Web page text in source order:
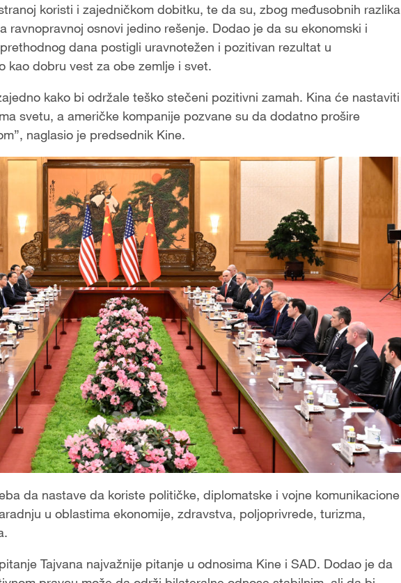
koristi i zajedničkom dobitku, te da su, zbog međusobnih razlika
ravnopravnoj osnovi jedino rešenje. Dodao je da su ekonomski i
dana postigli uravnotežen i pozitivan rezultat u
kao dobru vest za obe zemlje i svet.
kako bi održale teško stečeni pozitivni zamah. Kina će nastaviti
svetu, a američke kompanije pozvane su da dodatno prošire
naglasio je predsednik Kine.
da nastave da koriste političke, diplomatske i vojne komunikacione
u oblastima ekonomije, zdravstva, poljoprivrede, turizma,
Tajvana najvažnije pitanje u odnosima Kine i SAD. Dodao je da